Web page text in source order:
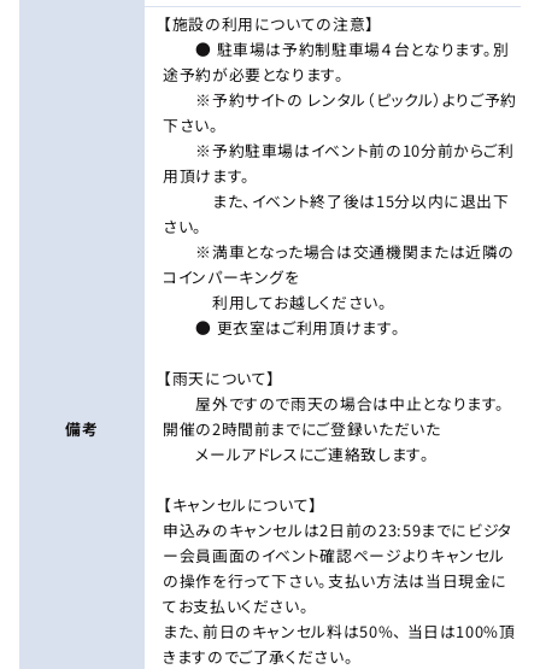
備考
【施設の利用についての注意】
● 駐車場は予約制駐車場４台となります。別
途予約が必要となります。
※予約サイトの レンタル（ピックル）よりご予約
下さい。
※予約駐車場はイベント前の10分前からご利
用頂けます。
また、イベント終了後は15分以内に退出下
さい。
※満車となった場合は交通機関または近隣の
コインパーキングを
利用してお越しください。
● 更衣室はご利用頂けます。
【雨天について】
屋外ですので雨天の場合は中止となります。
開催の2時間前までにご登録いただいた
メールアドレスにご連絡致します。
【キャンセルについて】
申込みのキャンセルは2日前の23:59までにビジタ
ー会員画面のイベント確認ページよりキャンセル
の操作を行って下さい。支払い方法は当日現金に
てお支払いください。
また、前日のキャンセル料は50%、 当日は100%頂
きますのでご了承ください。